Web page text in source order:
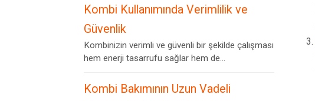
Kombi Kullanımında Verimlilik ve
Güvenlik
Kombinizin verimli ve güvenli bir şekilde çalışması
hem enerji tasarrufu sağlar hem de...
Kombi Bakımının Uzun Vadeli